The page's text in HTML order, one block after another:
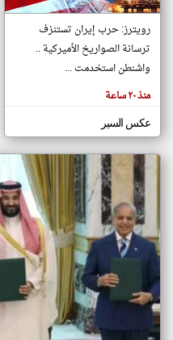
الموجوده
هنا عن
كاتبيها.
رويترز: حرب إيران تستنزف
ترسانة الصواريخ الأميركية ..
واشنطن استخدمت ...
منذ ٢٠ ساعة
عكس السير